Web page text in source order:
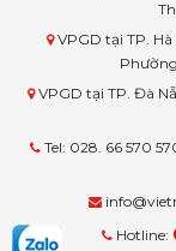
VPGD tại TP. Hà
VPGD tại TP. Đà
Tel: 028. 66 570
Hotline: